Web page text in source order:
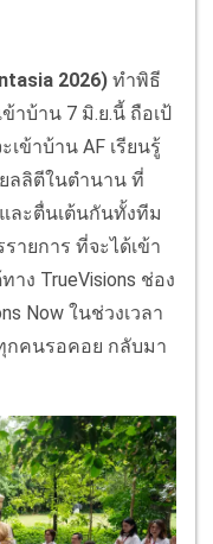
2026) ทำพิธี
าบ้าน 7 มิ.ย.นี้ ถือเป้
ข้าบ้าน AF เรียนรู้
ลลิตีในตำนาน ที่
ละตื่นเต้นกันทั้งทีม
ายการ ที่จะได้เข้า
ง TrueVisions ช่อง
Now ในช่วงเวลา
กคนรอคอย กลับมา